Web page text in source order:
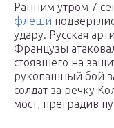
Ранним утром 7
флеши
удару. Русская
Французы
стоявшего на
рукопашный бой
солдат за речку
мост, преградив